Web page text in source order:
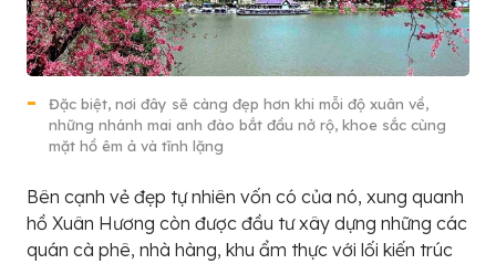
Đặc biệt, nơi đây sẽ càng đẹp hơn khi mỗi độ xuân về,
những nhánh mai anh đào bắt đầu nở rộ, khoe sắc cùng
mặt hồ êm ả và tĩnh lặng
Bên cạnh vẻ đẹp tự nhiên vốn có của nó, xung quanh
hồ Xuân Hương còn được đầu tư xây dựng những các
quán cà phê, nhà hàng, khu ẩm thực với lối kiến trúc